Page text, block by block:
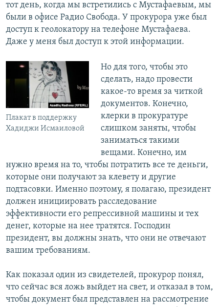
тот день, когда мы встретились с Мустафаевым, мы
были в офисе Радио Свобода. У прокурора уже был
доступ к геолокатору на телефоне Мустафаева.
Даже у меня был доступ к этой информации.
Плакат в поддержку
Хадиджи Исмаиловой
Но для того, чтобы это
сделать, надо провести
какое-то время за читкой
документов. Конечно,
клерки в прокуратуре
слишком заняты, чтобы
заниматься такими
вещами. Конечно, им
нужно время на то, чтобы потратить все те деньги,
которые они получают за клевету и другие
подтасовки. Именно поэтому, я полагаю, президент
должен инициировать расследование
эффективности его репрессивной машины и тех
денег, которые на нее тратятся. Господин
президент, вы должны знать, что они не отвечают
вашим требованиям.
Как показал один из свидетелей, прокурор понял,
что сейчас вся ложь выйдет на свет, и отказал в том,
чтобы документ был представлен на рассмотрение